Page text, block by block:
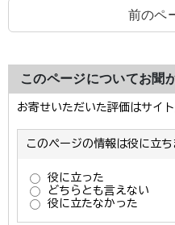
前のペ
このページについてお聞